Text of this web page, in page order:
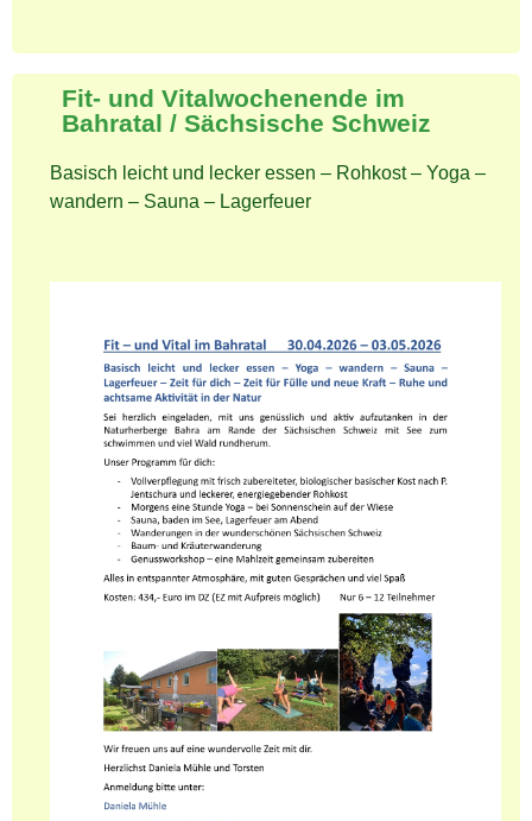
Fit- und Vitalwochenende im
Bahratal / Sächsische Schweiz
Basisch leicht und lecker essen – Rohkost – Yoga –
wandern – Sauna – Lagerfeuer